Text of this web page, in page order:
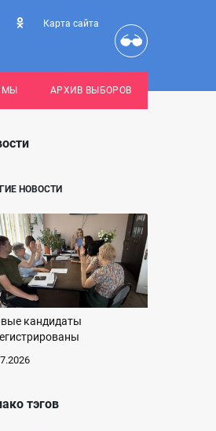
Карта сайта
АРХИВ ВЫБОРОВ
НОВОСТИ
кандидаты
тэгов